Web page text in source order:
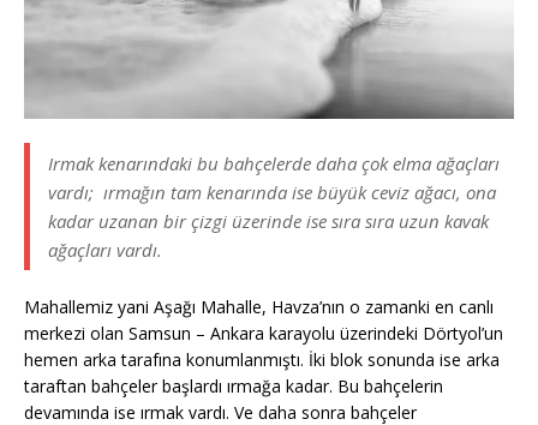
Irmak kenarındaki bu bahçelerde daha çok elma ağaçları
vardı; ırmağın tam kenarında ise büyük ceviz ağacı, ona
kadar uzanan bir çizgi üzerinde ise sıra sıra uzun kavak
ağaçları vardı.
Mahallemiz yani Aşağı Mahalle, Havza’nın o zamanki en canlı
merkezi olan Samsun – Ankara karayolu üzerindeki Dörtyol’un
hemen arka tarafına konumlanmıştı. İki blok sonunda ise arka
taraftan bahçeler başlardı ırmağa kadar. Bu bahçelerin
devamında ise ırmak vardı. Ve daha sonra bahçeler